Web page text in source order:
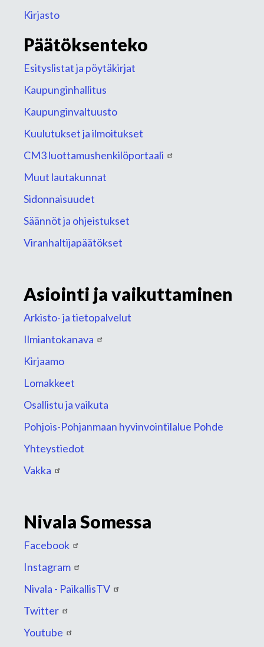
Kirjasto
Päätöksenteko
Esityslistat ja pöytäkirjat
Kaupunginhallitus
Kaupunginvaltuusto
Kuulutukset ja ilmoitukset
CM3 luottamushenkilöportaali
Muut lautakunnat
Sidonnaisuudet
Säännöt ja ohjeistukset
Viranhaltijapäätökset
Asiointi ja vaikuttaminen
Arkisto- ja tietopalvelut
Ilmiantokanava
Kirjaamo
Lomakkeet
Osallistu ja vaikuta
Pohjois-Pohjanmaan hyvinvointilalue Pohde
Yhteystiedot
Vakka
Nivala Somessa
Facebook
Instagram
Nivala - PaikallisTV
Twitter
Youtube